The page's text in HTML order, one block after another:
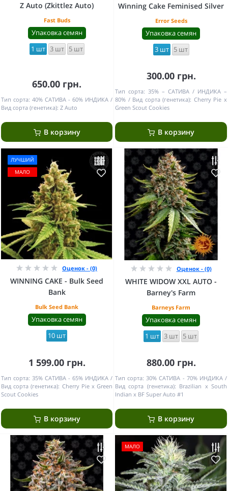
Z Auto (Zkittlez Auto)
Fast Buds
Упаковка семян
1 шт 3 шт 5 шт
650.00 грн.
Тип сорта: 40% САТИВА - 60% ИНДИКА
Вид сорта (генетика): Z Auto
В корзину
Winning Cake Feminised Silver
Error Seeds
Упаковка семян
3 шт 5 шт
300.00 грн.
Тип сорта: 35% – САТИВА / ИНДИКА –
80%
Вид сорта (генетика): Cherry Pie x
Green Scout Cookies
В корзину
ЛУЧШИЙ
МАЛО
Оценок - (0)
WINNING CAKE - Bulk Seed
Bank
Bulk Seed Bank
Упаковка семян
10 шт
1 599.00 грн.
Тип сорта: 35% САТИВА - 65% ИНДИКА
Вид сорта (генетика): Cherry Pie x Green
Scout Cookies
В корзину
Оценок - (0)
WHITE WIDOW XXL AUTO -
Barney's Farm
Barneys Farm
Упаковка семян
1 шт 3 шт 5 шт
880.00 грн.
Тип сорта: 30% САТИВА - 70% ИНДИКА
Вид сорта (генетика): Brazilian x South
Indian x BF Super Auto #1
В корзину
МАЛО